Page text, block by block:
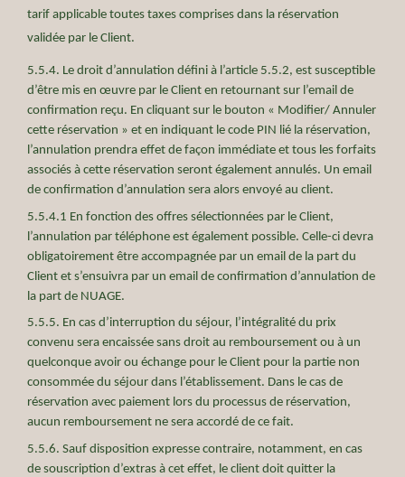
tarif applicable toutes taxes comprises dans la réservation
validée par le Client.
5.5.4. Le droit d’annulation défini à l’article 5.5.2, est susceptible
d’être mis en œuvre par le Client en retournant sur l’email de
confirmation reçu. En cliquant sur le bouton « Modifier/ Annuler
cette réservation » et en indiquant le code PIN lié la réservation,
l’annulation prendra effet de façon immédiate et tous les forfaits
associés à cette réservation seront également annulés. Un email
de confirmation d’annulation sera alors envoyé au client.
5.5.4.1 En fonction des offres sélectionnées par le Client,
l’annulation par téléphone est également possible. Celle-ci devra
obligatoirement être accompagnée par un email de la part du
Client et s’ensuivra par un email de confirmation d’annulation de
la part de NUAGE.
5.5.5. En cas d’interruption du séjour, l’intégralité du prix
convenu sera encaissée sans droit au remboursement ou à un
quelconque avoir ou échange pour le Client pour la partie non
consommée du séjour dans l’établissement. Dans le cas de
réservation avec paiement lors du processus de réservation,
aucun remboursement ne sera accordé de ce fait.
5.5.6. Sauf disposition expresse contraire, notamment, en cas
de souscription d’extras à cet effet, le client doit quitter la